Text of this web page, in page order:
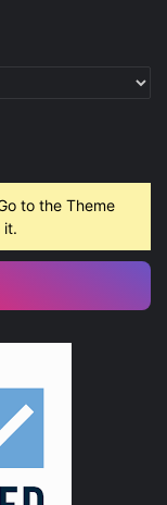
to the Theme
it.